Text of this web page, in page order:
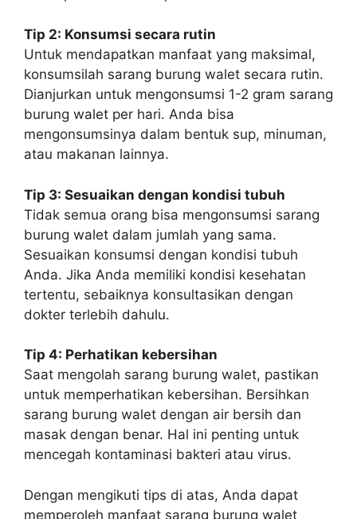
Tip 2: Konsumsi secara rutin
Untuk mendapatkan manfaat yang maksimal,
konsumsilah sarang burung walet secara rutin.
Dianjurkan untuk mengonsumsi 1-2 gram sarang
burung walet per hari. Anda bisa
mengonsumsinya dalam bentuk sup, minuman,
atau makanan lainnya.
Tip 3: Sesuaikan dengan kondisi tubuh
Tidak semua orang bisa mengonsumsi sarang
burung walet dalam jumlah yang sama.
Sesuaikan konsumsi dengan kondisi tubuh
Anda. Jika Anda memiliki kondisi kesehatan
tertentu, sebaiknya konsultasikan dengan
dokter terlebih dahulu.
Tip 4: Perhatikan kebersihan
Saat mengolah sarang burung walet, pastikan
untuk memperhatikan kebersihan. Bersihkan
sarang burung walet dengan air bersih dan
masak dengan benar. Hal ini penting untuk
mencegah kontaminasi bakteri atau virus.
Dengan mengikuti tips di atas, Anda dapat
memperoleh manfaat sarang burung walet